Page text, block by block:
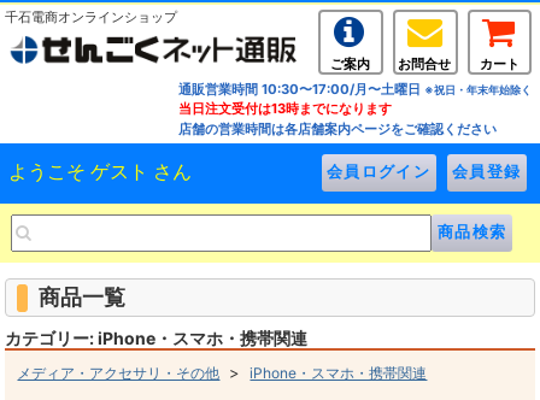
千石電商オンラインショップ
ご案内 お問合せ
カート
通販営業時間 10:30〜17:00/月〜土曜日 ※祝日・年末年始除く
当日注文受付は13時までになります
店舗の営業時間は各店舗案内ページをご確認ください
ようこそ ゲスト さん
商品一覧
カテゴリー: iPhone・スマホ・携帯関連
メディア・アクセサリ・その他 >iPhone・スマホ・携帯関連